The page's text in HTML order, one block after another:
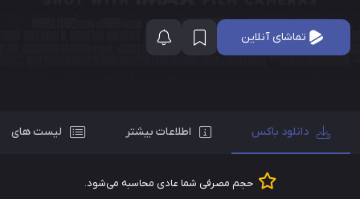
تماشای آنلاین
دانلود باکس اطلاعات بیشتر لیست های
حجم مصرفی شما عادی محاسبه می‌شود.